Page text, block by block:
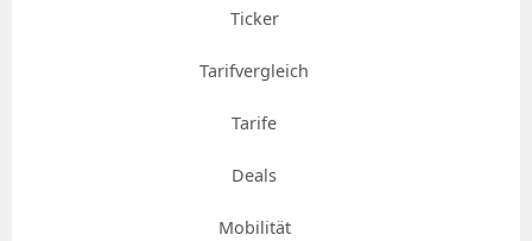
Ticker
Tarifvergleich
Tarife
Deals
Mobilität